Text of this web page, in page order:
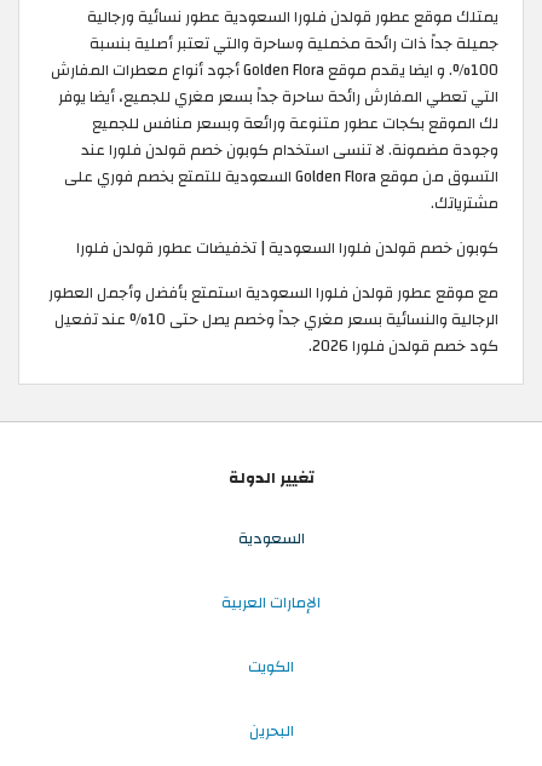
يمتلك موقع عطور قولدن فلورا السعودية عطور نسائية ورجالية
جميلة جداً ذات رائحة مخملية وساحرة والتي تعتبر أصلية بنسبة
100%. و ايضا يقدم موقع Golden Flora أجود أنواع معطرات المفارش
التي تعطي المفارش رائحة ساحرة جداً بسعر مغري للجميع، أيضا يوفر
لك الموقع بكجات عطور متنوعة ورائعة وبسعر منافس للجميع
وجودة مضمونة. لا تنسى استخدام كوبون خصم قولدن فلورا عند
التسوق من موقع Golden Flora السعودية للتمتع بخصم فوري على
مشترياتك. ​
كوبون خصم قولدن فلورا السعودية | تخفيضات عطور قولدن فلورا
مع موقع عطور قولدن فلورا السعودية استمتع بأفضل وأجمل العطور
الرجالية والنسائية بسعر مغري جداً وخصم يصل حتى 10% عند تفعيل
كود خصم قولدن فلورا 2026.
تغيير الدولة
السعودية
الإمارات العربية
الكويت
البحرين